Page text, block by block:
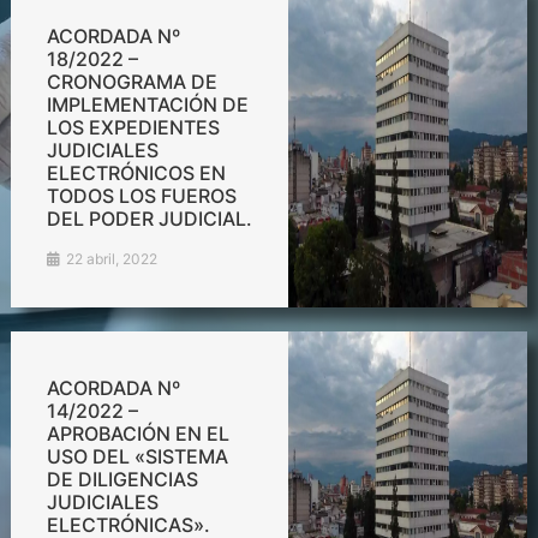
ACORDADA Nº
18/2022 –
CRONOGRAMA DE
IMPLEMENTACIÓN DE
LOS EXPEDIENTES
JUDICIALES
ELECTRÓNICOS EN
TODOS LOS FUEROS
DEL PODER JUDICIAL.
22 abril, 2022
ACORDADA Nº
14/2022 –
APROBACIÓN EN EL
USO DEL «SISTEMA
DE DILIGENCIAS
JUDICIALES
ELECTRÓNICAS».